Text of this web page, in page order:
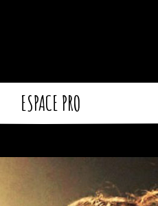
ESPACE PRO